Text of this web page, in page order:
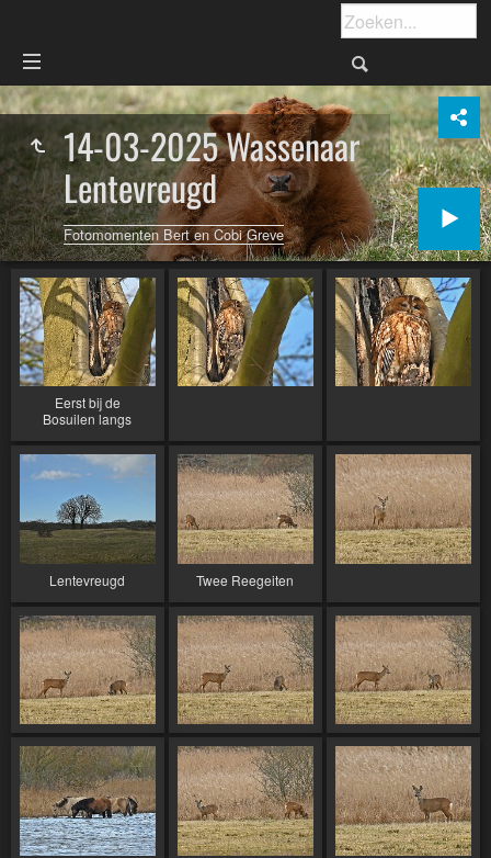
14-03-2025 Wassenaar
Lentevreugd
Fotomomenten Bert en Cobi Greve
Eerst bij de
Bosuilen langs
Lentevreugd Twee Reegeiten